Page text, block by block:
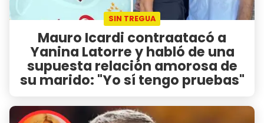
SIN TREGUA
Mauro Icardi contraatacó a
Yanina Latorre y habló de una
supuesta relación amorosa de
su marido: "Yo sí tengo pruebas"